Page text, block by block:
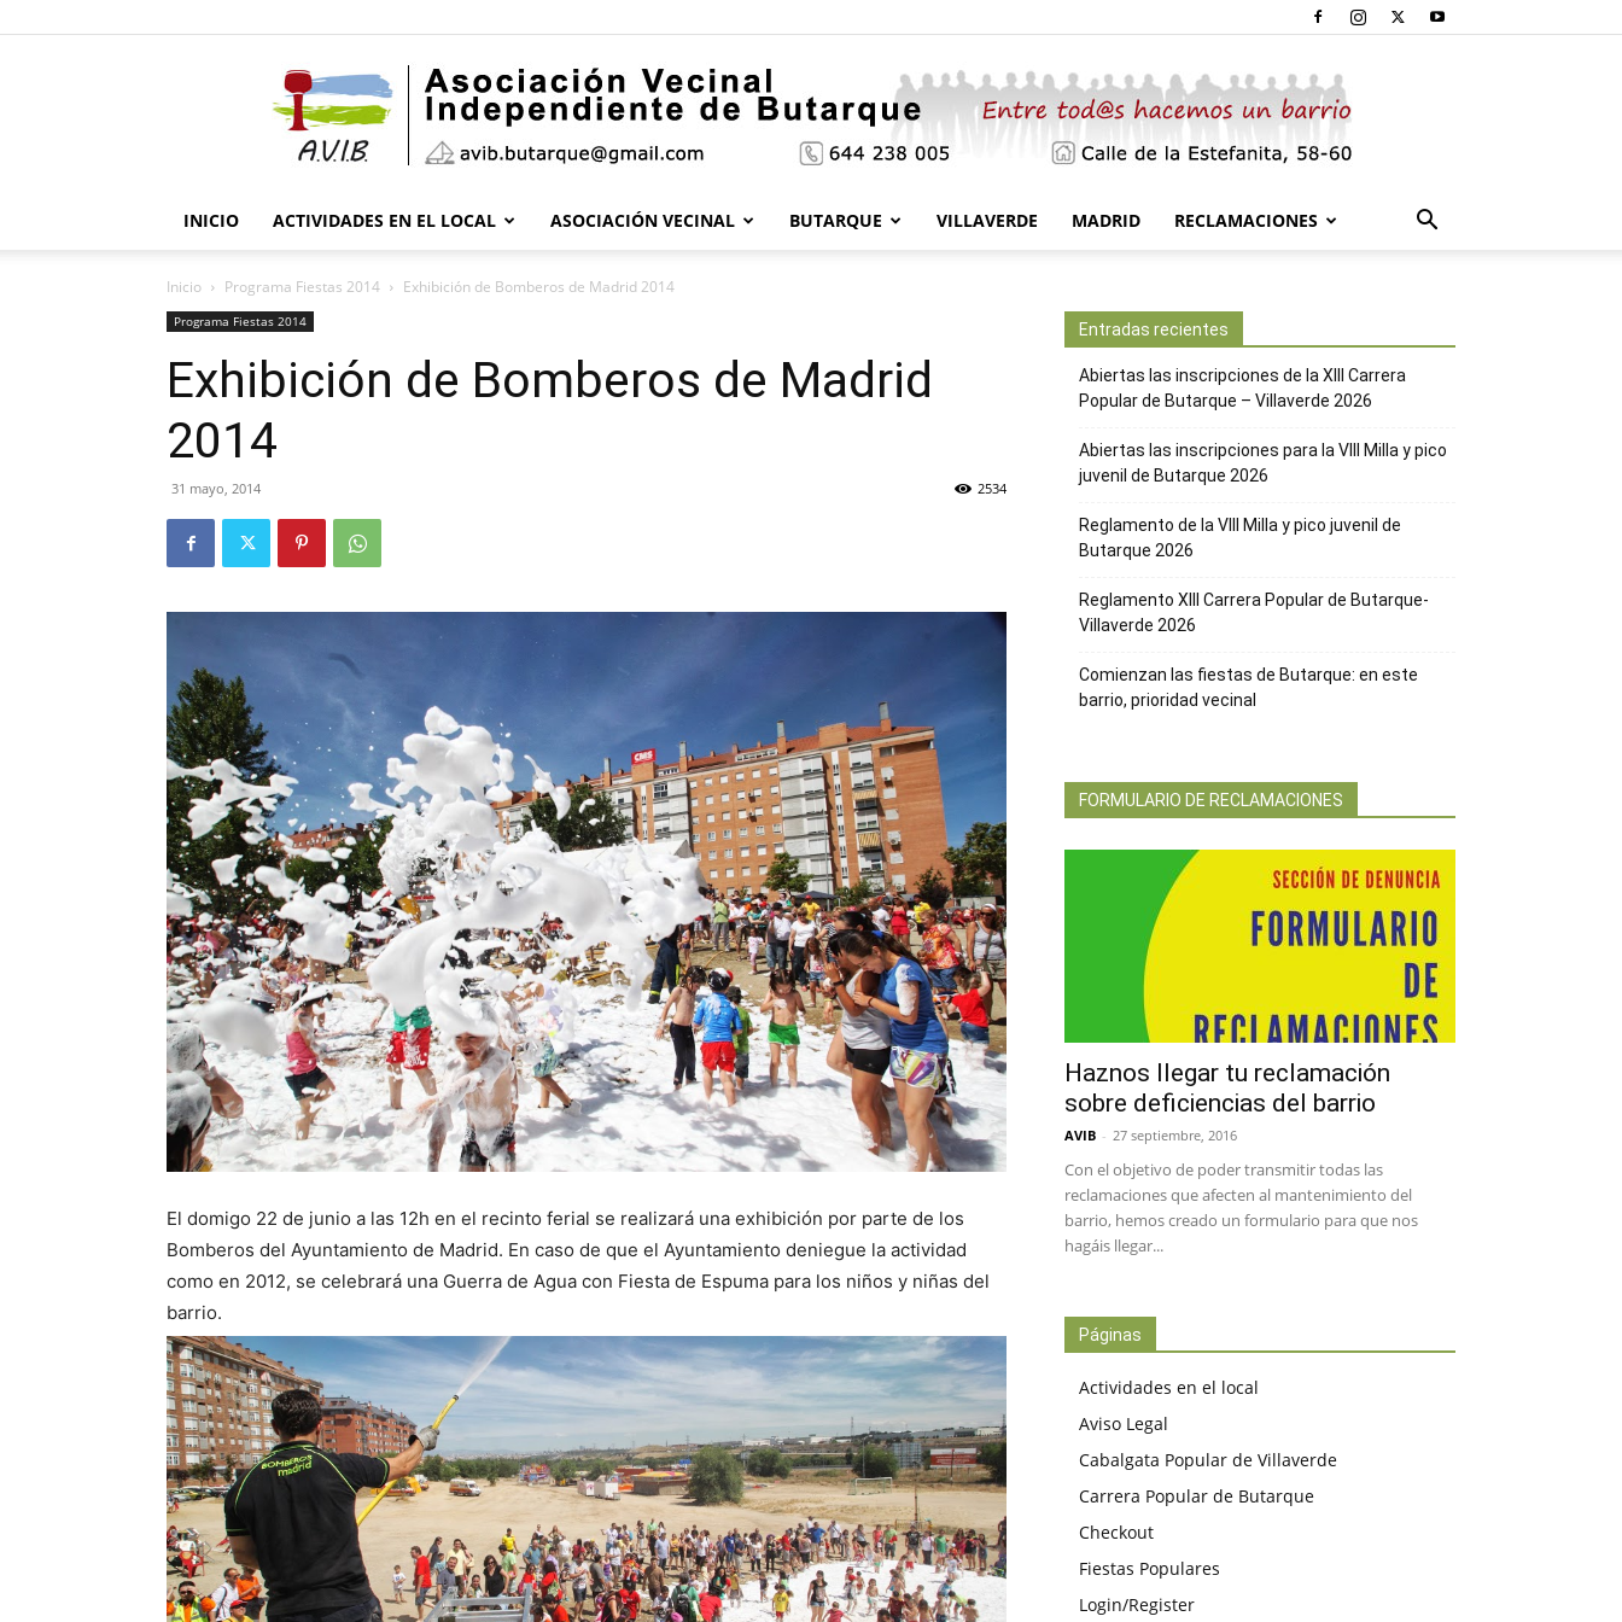
Vecinal
Butarque
INICIO ACTIVIDADES EN EL LOCAL ASOCIACIÓN VECINAL BUTARQUE VILLAVERDE MADRID RECLAMACIONES
Inicio Programa Fiestas 2014 Exhibición de Bomberos de Madrid 2014
Programa Fiestas 2014
Exhibición de Bomberos de Madrid
2014
31 mayo, 2014 2534
El domigo 22 de junio a las 12h en el recinto ferial se realizará una exhibición por parte de los
Bomberos del Ayuntamiento de Madrid. En caso de que el Ayuntamiento deniegue la actividad
como en 2012, se celebrará una Guerra de Agua con Fiesta de Espuma para los niños y niñas del
barrio.
Entradas recientes
Abiertas las inscripciones de la XIII Carrera
Popular de Butarque – Villaverde 2026
Abiertas las inscripciones para la VIII Milla y pico
juvenil de Butarque 2026
Reglamento de la VIII Milla y pico juvenil de
Butarque 2026
Reglamento XIII Carrera Popular de Butarque-
Villaverde 2026
Comienzan las fiestas de Butarque: en este
barrio, prioridad vecinal
FORMULARIO DE RECLAMACIONES
Haznos llegar tu reclamación
sobre deficiencias del barrio
AVIB - 27 septiembre, 2016
Con el objetivo de poder transmitir todas las
reclamaciones que afecten al mantenimiento del
barrio, hemos creado un formulario para que nos
hagáis llegar...
Páginas
Actividades en el local
Aviso Legal
Cabalgata Popular de Villaverde
Carrera Popular de Butarque
Checkout
Fiestas Populares
Login/Register